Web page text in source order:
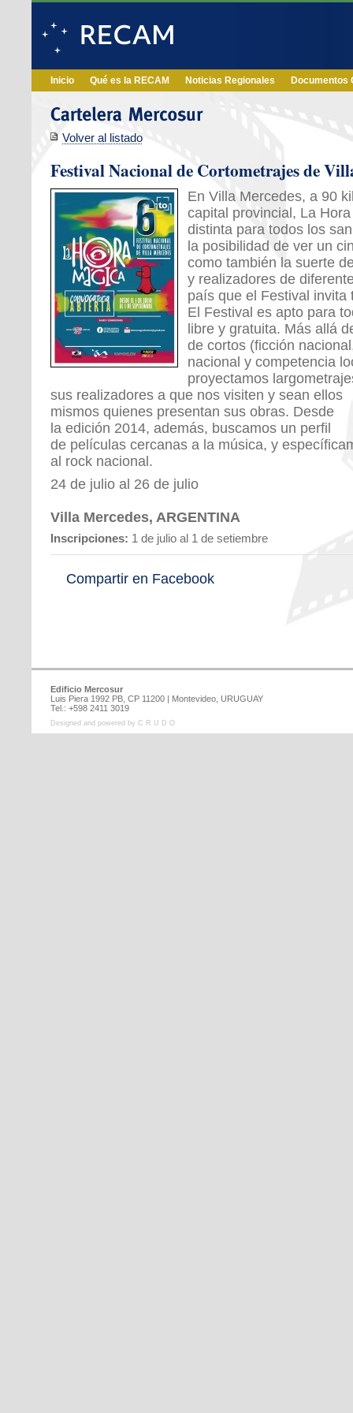
Inicio Qué es la RECAM Noticias Regionales Documentos
Volver al listado
Festival Nacional de Cortometrajes de
En Villa Mercedes, a 90
capital provincial, La
distinta para todos los
la posibilidad de ver un
como también la suerte
y realizadores de
país que el Festival invita
El Festival es apto para
libre y gratuita. Más allá
de cortos (ficción
nacional y competencia
proyectamos
sus realizadores a que nos visiten y sean ellos
mismos quienes presentan sus obras. Desde
la edición 2014, además, buscamos un perfil
de películas cercanas a la música, y
al rock nacional.
24 de julio al 26 de julio
Villa Mercedes, ARGENTINA
Inscripciones: 1 de julio al 1 de setiembre
Compartir en Facebook
Edificio Mercosur
Luis Piera 1992 PB, CP 11200 | Montevideo, URUGUAY
Tel.: +598 2411 3019
Designed and powered by C R U D O